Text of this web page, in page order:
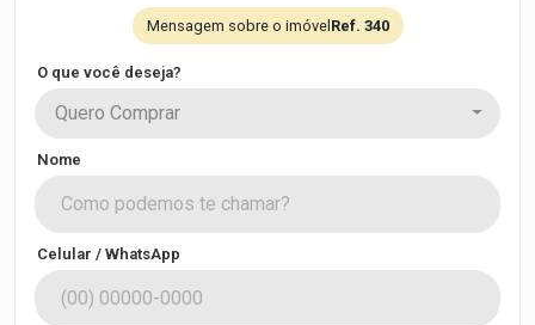
Mensagem sobre o imóvelRef. 340
O que você deseja?
Quero Comprar
Nome
Celular / WhatsApp